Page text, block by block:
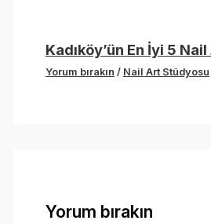
Kadıköy’ün En İyi 5
Yorum bırakın / Nail Art Stüdyosu
Yorum bırakın